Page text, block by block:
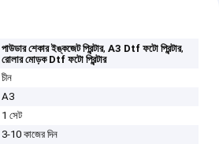
পাউডার শেকার ইঙ্কজেট প্রিন্টার,A3 Dtf ফটো প্রিন্টার,
রোলার মোড়ক Dtf ফটো প্রিন্টার
চীন
A3
1 সেট
3-10 কাজের দিন